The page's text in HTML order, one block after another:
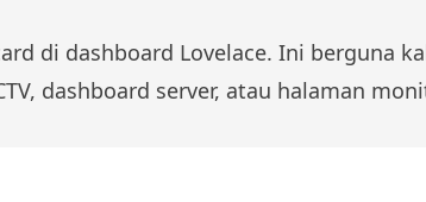
di dashboard Lovelace. Ini berguna
dashboard server, atau halaman